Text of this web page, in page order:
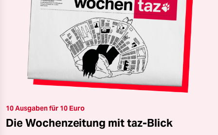
10 Ausgaben für 10 Euro
Die Wochenzeitung mit taz-Blick